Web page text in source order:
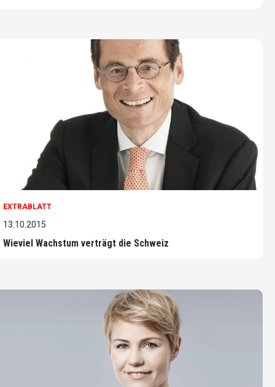
EXTRABLATT
13.10.2015
Wieviel Wachstum verträgt die Schweiz